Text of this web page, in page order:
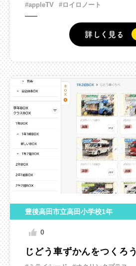
#appleTV #ロイロノート
詳しく見る
豊後高田市立高田小学校1年
0
じどう車ずかんをつくろう